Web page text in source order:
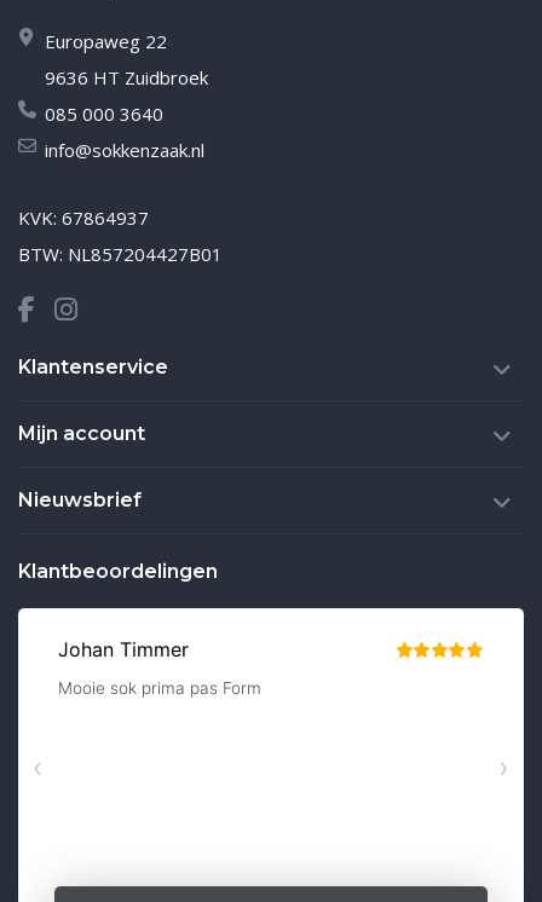
Europaweg 22
9636 HT Zuidbroek
085 000 3640
info@sokkenzaak.nl
KVK: 67864937
BTW: NL857204427B01
Klantenservice
Mijn account
Nieuwsbrief
Klantbeoordelingen